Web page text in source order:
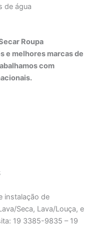
de água
Roupa
e melhores marcas de
com
instalação de
Seca, Lava/Louça, e
19 3385-9835 – 19